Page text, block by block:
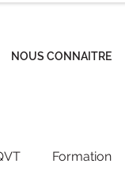
NOUS CONNAITRE
Formation